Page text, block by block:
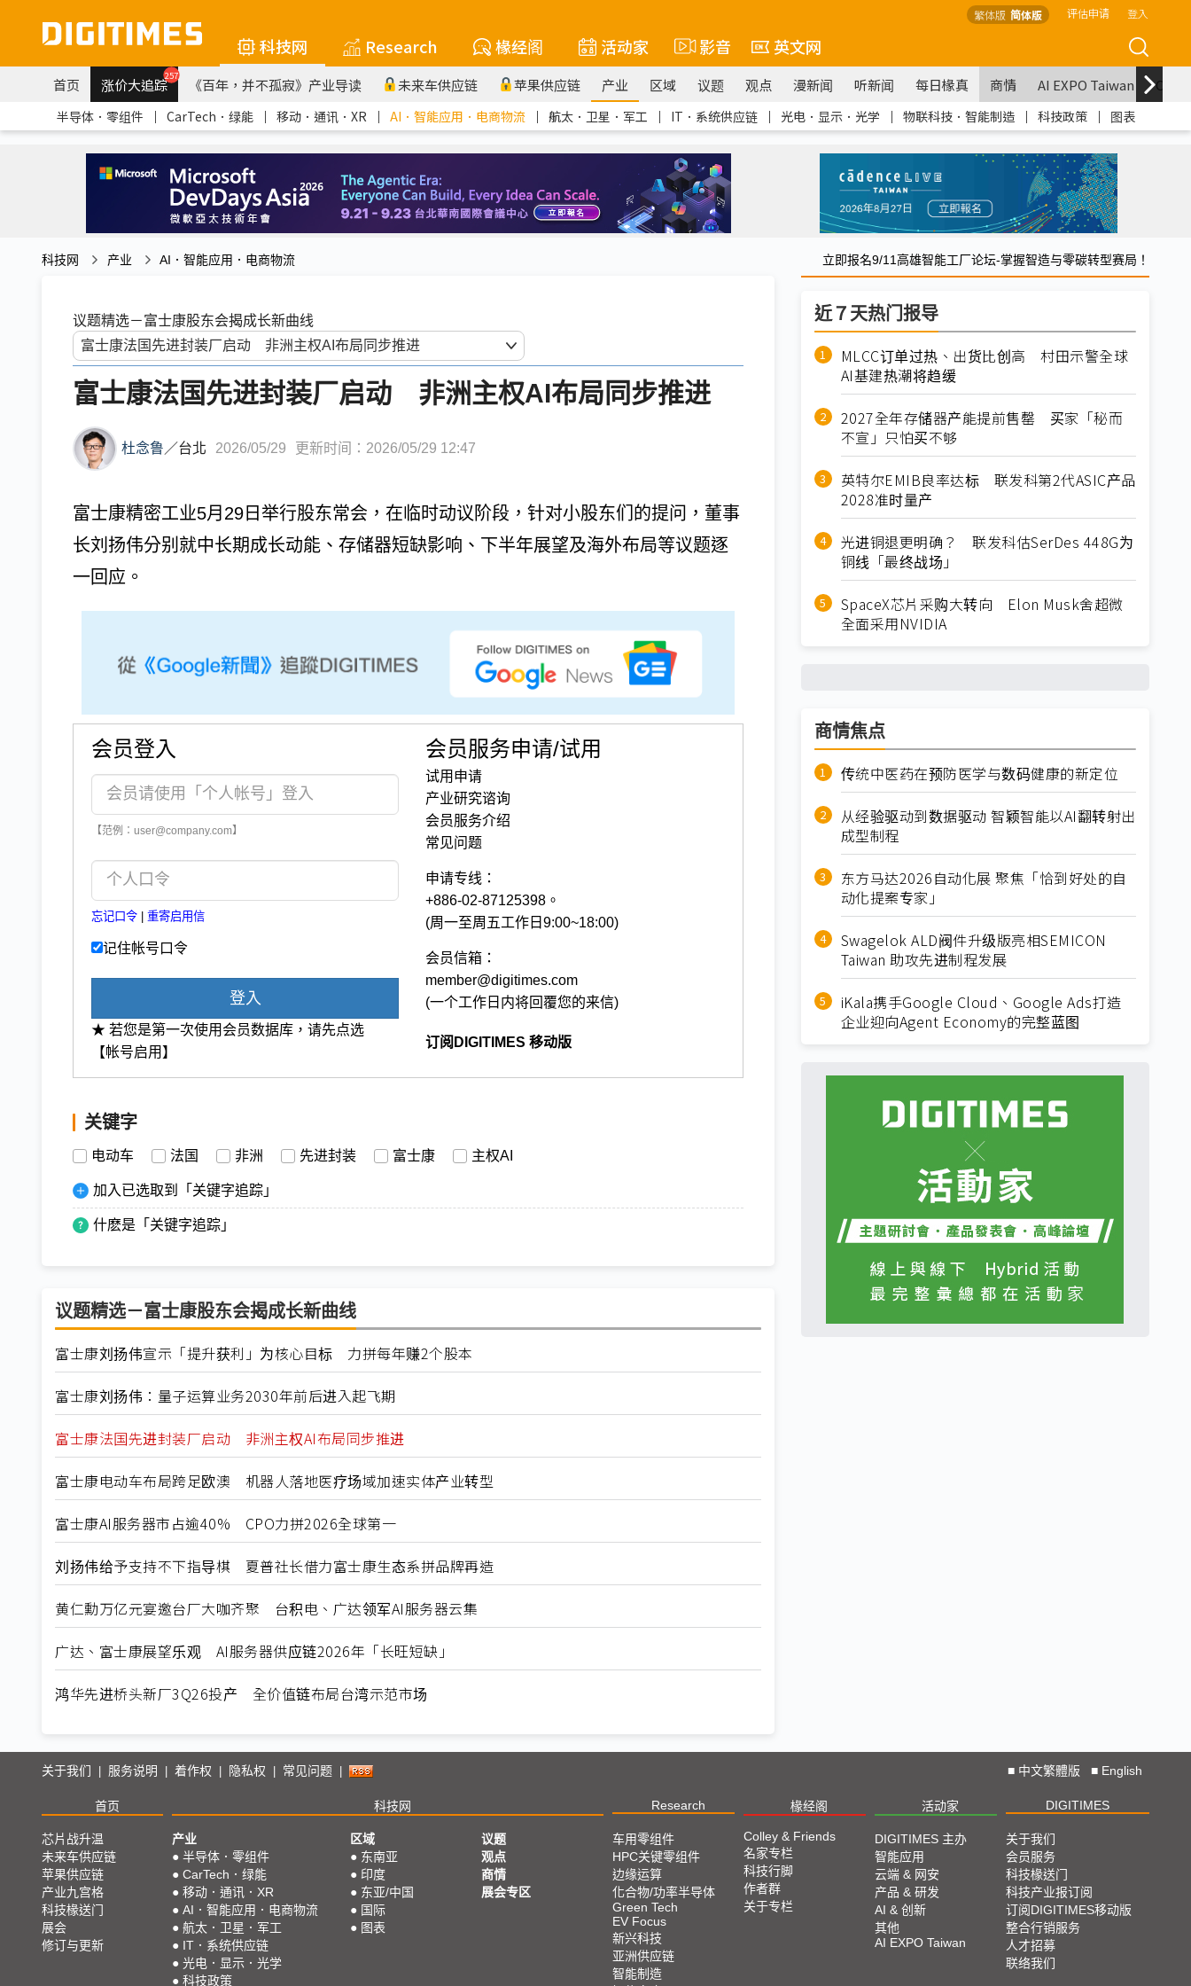
繁体版 简体版 评估申请 登入
科技网 Research 椽经阁 活动家 影音 英文网
首页 涨价大追踪257 《百年，并不孤寂》产业导读 未来车供应链 苹果供应链 产业 区域 议题 观点 漫新闻 听新闻 每日椽真 商情 AI EXPO Taiwan
半导体．零组件 ｜ CarTech．绿能 ｜ 移动．通讯．XR ｜ AI．智能应用．电商物流 ｜ 航太．卫星．军工 ｜ IT．系统供应链 ｜ 光电．显示．光学 ｜ 物联科技．智能制造 ｜ 科技政策 ｜ 图表
科技网 产业 AI．智能应用．电商物流 立即报名9/11高雄智能工厂论坛-掌握智造与零碳转型赛局！
议题精选－富士康股东会揭成长新曲线
富士康法国先进封装厂启动 非洲主权AI布局同步推进
杜念鲁 ／台北 2026/05/29 更新时间：2026/05/29 12:47
富士康精密工业5月29日举行股东常会，在临时动议阶段，针对小股东们的提问，董事
长刘扬伟分别就中长期成长动能、存储器短缺影响、下半年展望及海外布局等议题逐
一回应。
会员登入
【范例：user@company.com】
忘记口令 重寄启用信
记住帐号口令
登入
★ 若您是第一次使用会员数据库，请先点选
【帐号启用】
会员服务申请/试用
试用申请
产业研究谘询
会员服务介绍
常见问题
申请专线：
+886-02-87125398。
(周一至周五工作日9:00~18:00)
会员信箱：
member@digitimes.com
(一个工作日内将回覆您的来信)
订阅DIGITIMES 移动版
关键字
电动车 法国 非洲 先进封装 富士康 主权AI
加入已选取到「关键字追踪」
什麽是「关键字追踪」
议题精选－富士康股东会揭成长新曲线
富士康刘扬伟宣示「提升获利」为核心目标 力拼每年赚2个股本
富士康刘扬伟：量子运算业务2030年前后进入起飞期
富士康法国先进封装厂启动 非洲主权AI布局同步推进
富士康电动车布局跨足欧澳 机器人落地医疗场域加速实体产业转型
富士康AI服务器市占逾40% CPO力拼2026全球第一
刘扬伟给予支持不下指导棋 夏普社长借力富士康生态系拼品牌再造
黄仁勳万亿元宴邀台厂大咖齐聚 台积电、广达领军AI服务器云集
广达、富士康展望乐观 AI服务器供应链2026年「长旺短缺」
鸿华先进桥头新厂3Q26投产 全价值链布局台湾示范市场
近７天热门报导
MLCC订单过热、出货比创高 村田示警全球
AI基建热潮将趋缓
2027全年存储器产能提前售罄 买家「秘而
不宣」只怕买不够
英特尔EMIB良率达标 联发科第2代ASIC产品
2028准时量产
光进铜退更明确？ 联发科估SerDes 448G为
铜线「最终战场」
SpaceX芯片采购大转向 Elon Musk舍超微
全面采用NVIDIA
商情焦点
传统中医药在预防医学与数码健康的新定位
从经验驱动到数据驱动 智颖智能以AI翻转射出
成型制程
东方马达2026自动化展 聚焦「恰到好处的自
动化提案专家」
Swagelok ALD阀件升级版亮相SEMICON
Taiwan 助攻先进制程发展
iKala携手Google Cloud、Google Ads打造
企业迎向Agent Economy的完整蓝图
关于我们 服务说明 着作权 隐私权 常见问题 ■ 中文繁體版 ■ English
首页 科技网 Research 椽经阁 活动家 DIGITIMES
芯片战升温
未来车供应链
苹果供应链
产业九宫格
科技椽送门
展会
修订与更新
产业
● 半导体．零组件
● CarTech．绿能
● 移动．通讯．XR
● AI．智能应用．电商物流
● 航太．卫星．军工
● IT．系统供应链
● 光电．显示．光学
● 科技政策
区域
● 东南亚
● 印度
● 东亚/中国
● 国际
● 图表
议题
观点
商情
展会专区
车用零组件
HPC关键零组件
边缘运算
化合物/功率半导体
Green Tech
EV Focus
新兴科技
亚洲供应链
智能制造
Colley & Friends
名家专栏
科技行脚
作者群
关于专栏
DIGITIMES 主办
智能应用
云端 & 网安
产品 & 研发
AI & 创新
其他
AI EXPO Taiwan
关于我们
会员服务
科技椽送门
科技产业报订阅
订阅DIGITIMES移动版
整合行销服务
人才招募
联络我们